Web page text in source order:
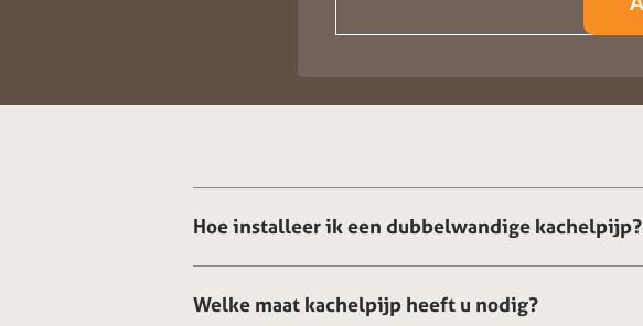
Hoe installeer ik een dubbelwandige kachelpijp?
Welke maat kachelpijp heeft u nodig?